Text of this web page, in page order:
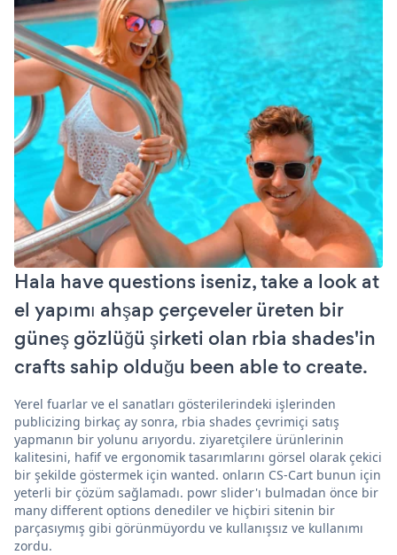
Hala have questions iseniz, take a look at
el yapımı ahşap çerçeveler üreten bir
güneş gözlüğü şirketi olan rbia shades'in
crafts sahip olduğu been able to create.
Yerel fuarlar ve el sanatları gösterilerindeki işlerinden
publicizing birkaç ay sonra, rbia shades çevrimiçi satış
yapmanın bir yolunu arıyordu. ziyaretçilere ürünlerinin
kalitesini, hafif ve ergonomik tasarımlarını görsel olarak çekici
bir şekilde göstermek için wanted. onların CS-Cart bunun için
yeterli bir çözüm sağlamadı. powr slider'ı bulmadan önce bir
many different options denediler ve hiçbiri sitenin bir
parçasıymış gibi görünmüyordu ve kullanışsız ve kullanımı
zordu.